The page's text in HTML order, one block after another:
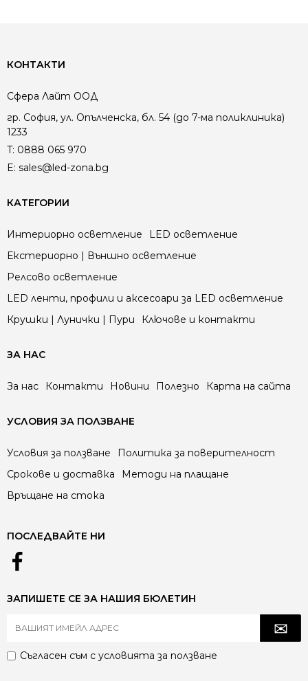
КОНТАКТИ
Сфера Лайт ООД
гр. София, ул. Опълченска, бл. 54 (до 7-ма поликлиника)
1233
T: 0888 065 970
E: sales@led-zona.bg
КАТЕГОРИИ
Интериорно осветление
LED осветление
Екстериорно | Външно осветление
Релсово осветление
LED ленти, профили и аксесоари за LED осветление
Крушки | Лунички | Пури
Ключове и контакти
ЗА НАС
За нас Контакти Новини Полезно Карта на сайта
УСЛОВИЯ ЗА ПОЛЗВАНЕ
Условия за ползване
Политика за поверителност
Срокове и доставка
Методи на плащане
Връщане на стока
ПОСЛЕДВАЙТЕ НИ
ЗАПИШЕТЕ СЕ ЗА НАШИЯ БЮЛЕТИН
Съгласен съм с условията за ползване